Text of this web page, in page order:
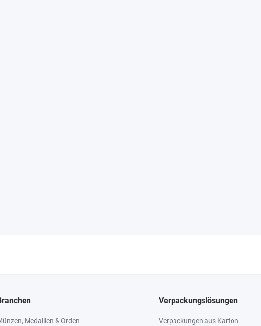
Medaillen & Orden
Verpackungslösungen
Verpackungen aus Karton